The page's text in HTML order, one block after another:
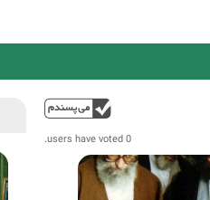
0 users have voted.